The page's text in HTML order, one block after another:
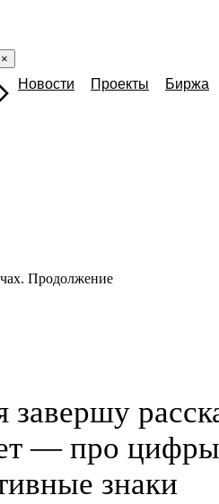
×
Новости Проекты Биржа
Продолжение
завершу
— про
знаки